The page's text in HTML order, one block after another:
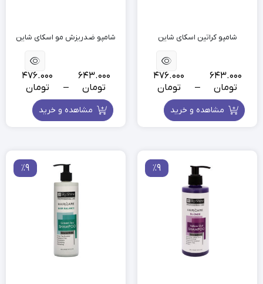
شامپو کراتین اسکای شاین
643.000
تومان
–
476.000
تومان
مشاهده و خرید
شامپو ضدریزش مو اسکای شاین
643.000
تومان
–
476.000
تومان
مشاهده و خرید
٪9 ٪9